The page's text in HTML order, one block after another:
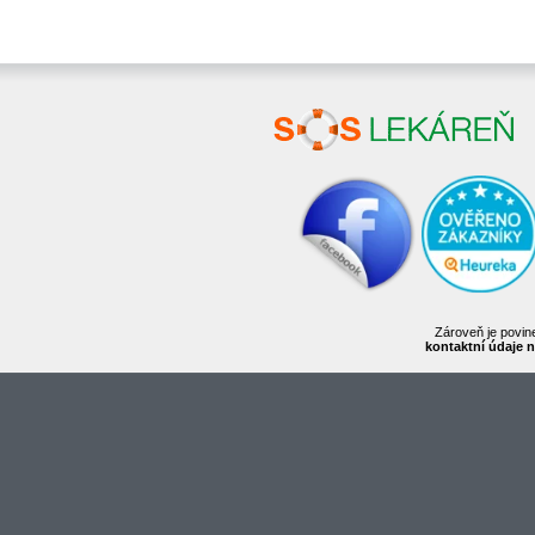
Zároveň je
kontaktní údaje